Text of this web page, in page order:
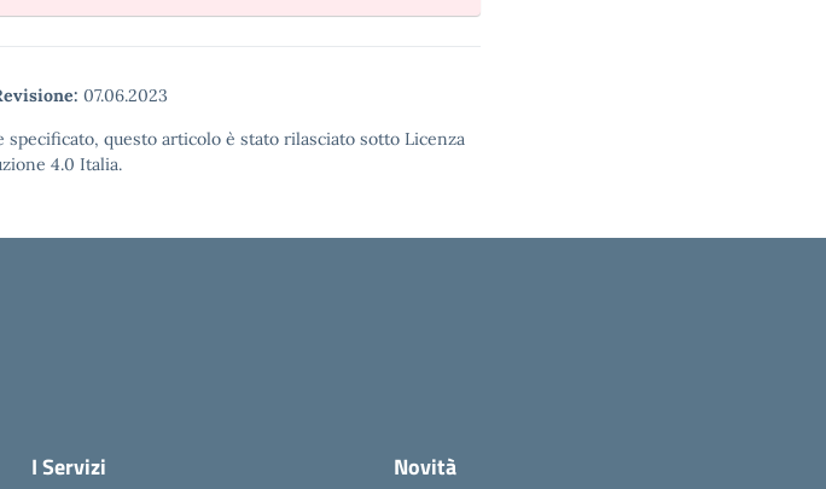
07.06.2023
specificato, questo articolo è stato rilasciato sotto Licenza
4.0 Italia.
I Servizi Novità